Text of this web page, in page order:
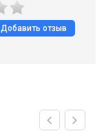
Добавить отзыв